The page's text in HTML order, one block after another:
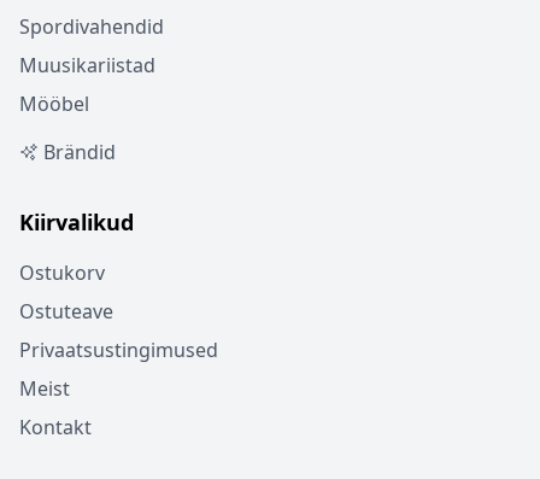
Spordivahendid
Muusikariistad
Mööbel
Brändid
Kiirvalikud
Ostukorv
Ostuteave
Privaatsustingimused
Meist
Kontakt